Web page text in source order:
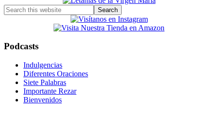
Search
this
Podcasts
Indulgencias
Diferentes Oraciones
Siete Palabras
Importante Rezar
Bienvenidos